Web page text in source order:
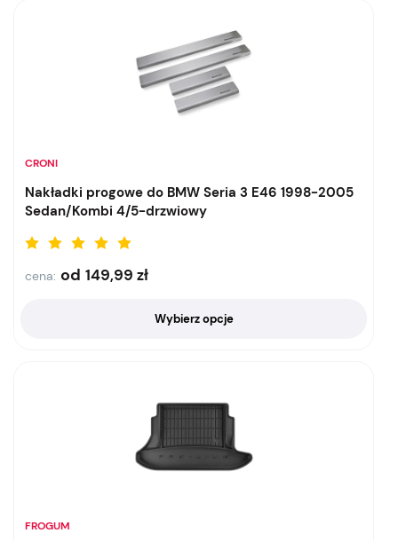
CRONI
Nakładki progowe do BMW Seria 3 E46 1998-2005
Sedan/Kombi 4/5-drzwiowy
cena: od 149,99 zł
Wybierz opcje
FROGUM